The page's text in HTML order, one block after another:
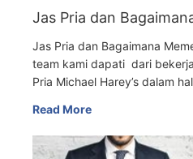
Jas Pria dan
Jas Pria dan Bagaimana
team kami dapati dari
Pria Michael Harey’s dalam
Read More